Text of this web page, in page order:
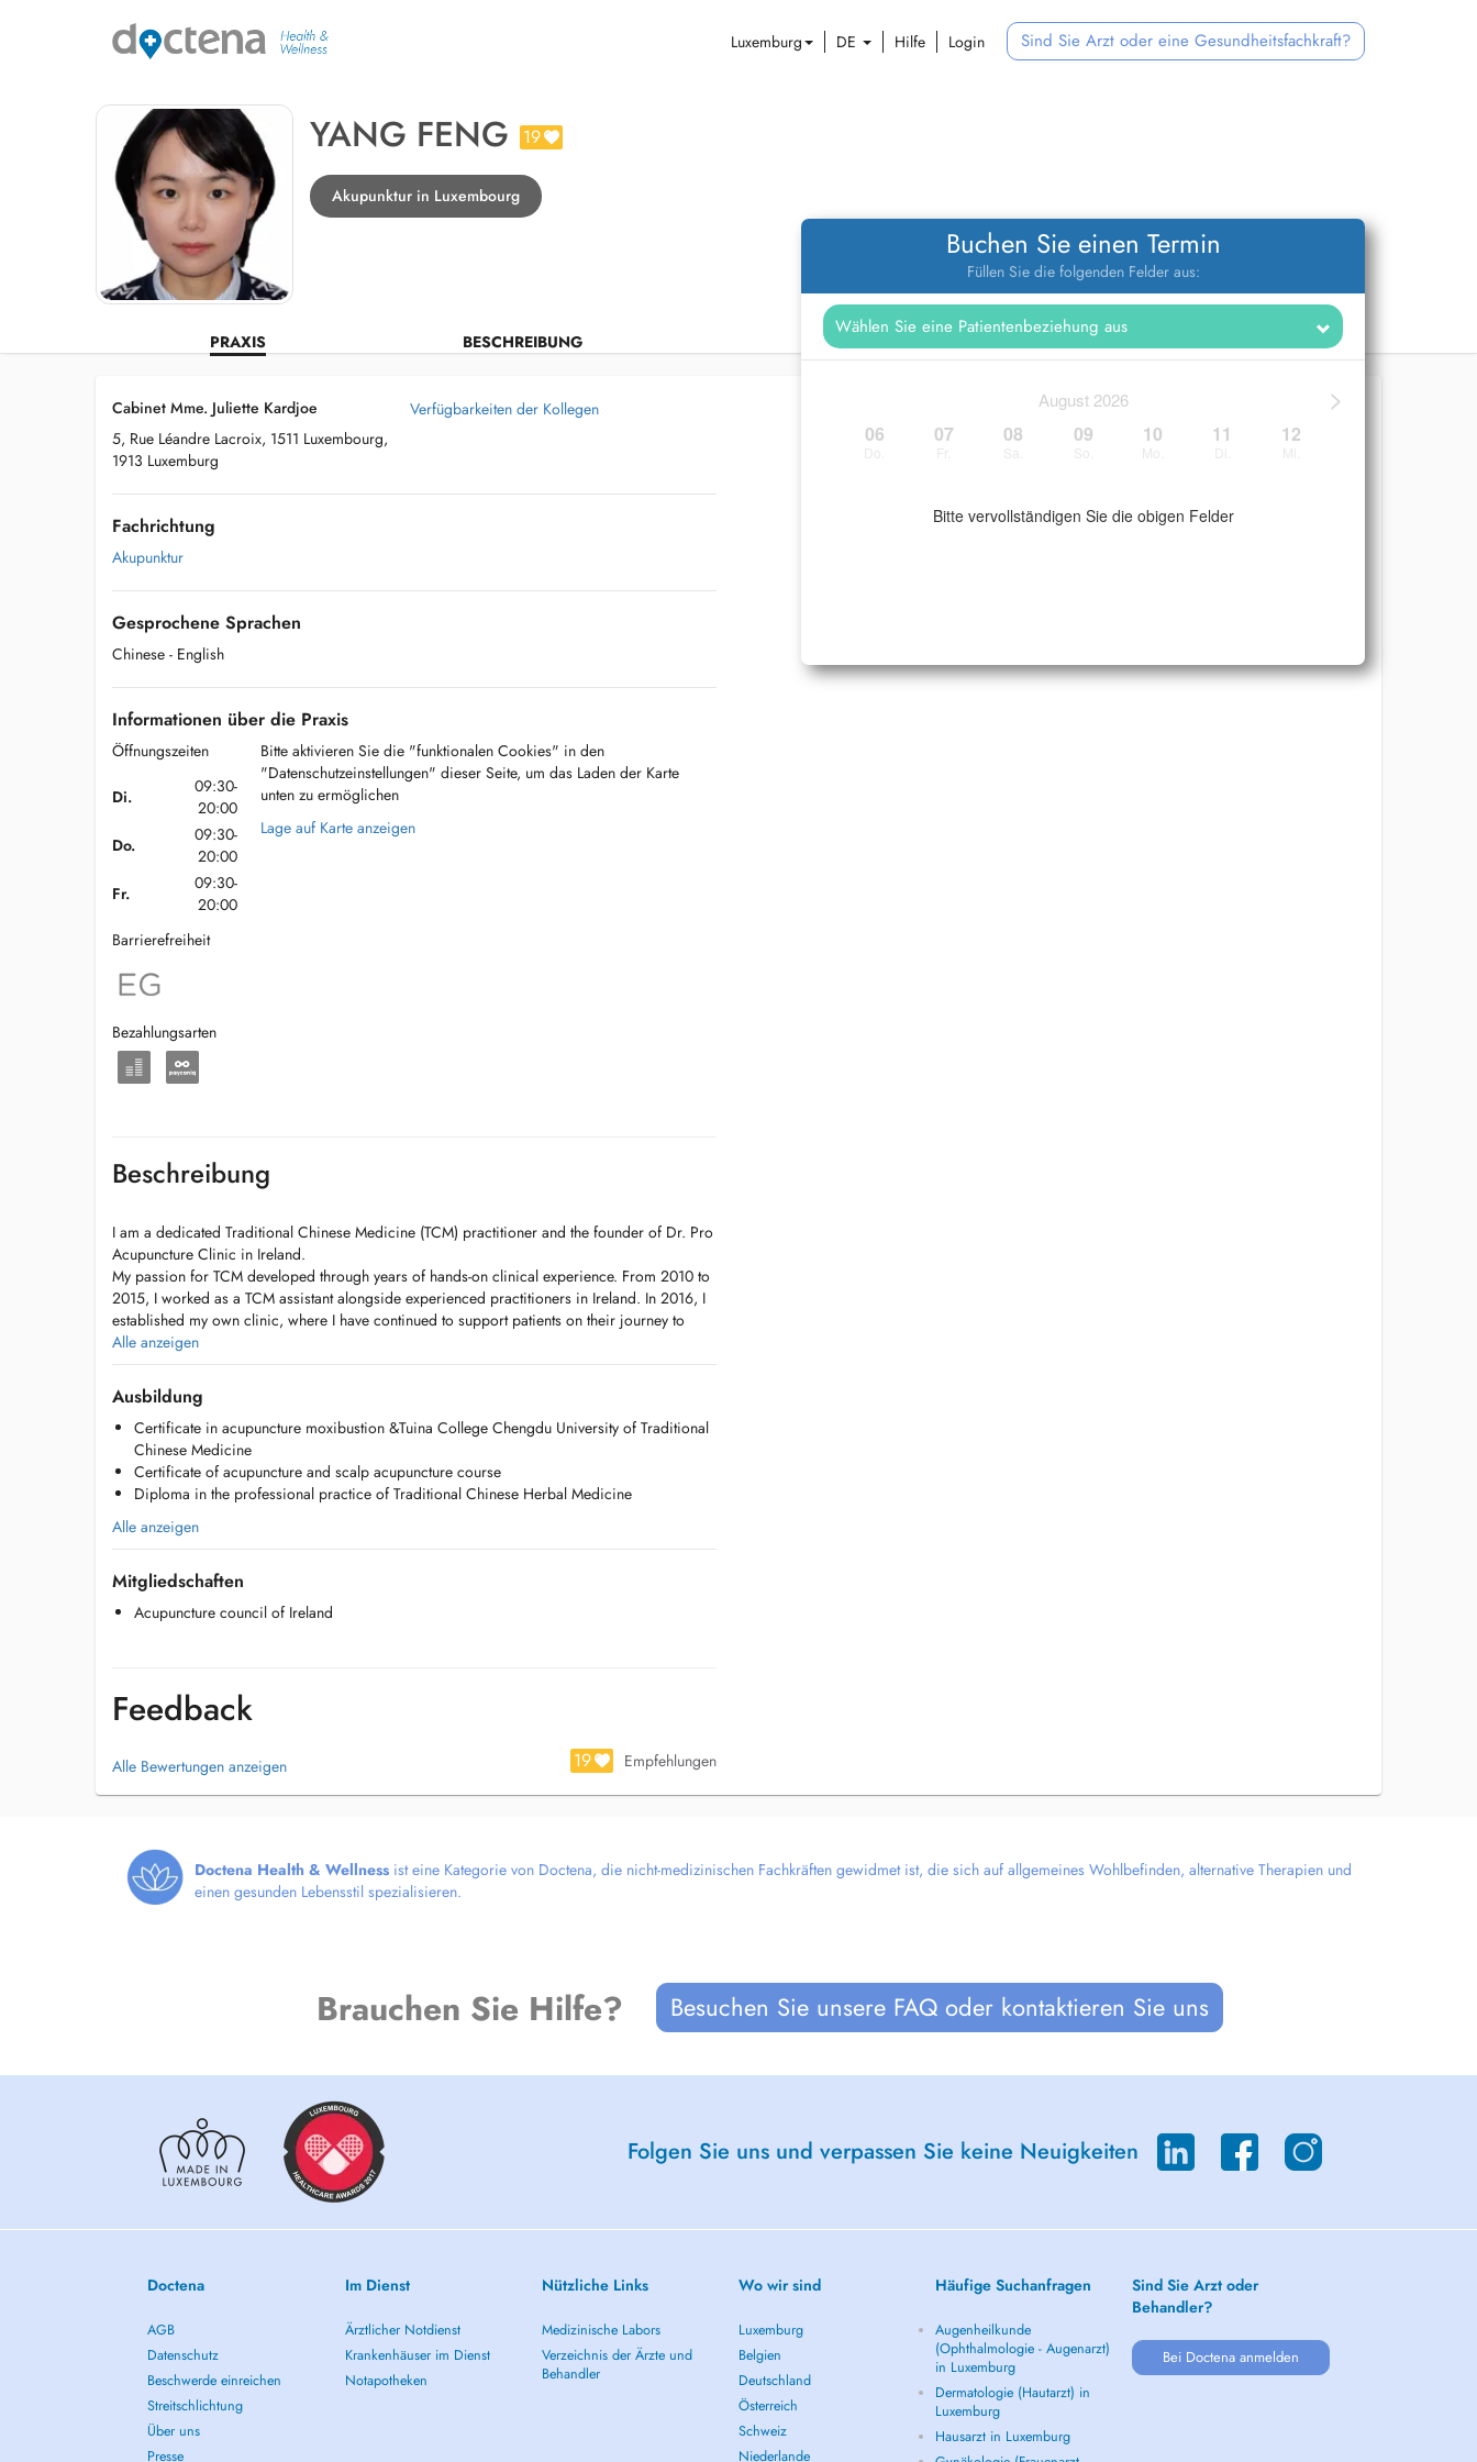
Luxemburg DE Hilfe Login Sind Sie Arzt oder eine Gesundheitsfachkraft?
YANG FENG 19
Akupunktur in Luxembourg
PRAXIS BESCHREIBUNG
Buchen Sie einen Termin
Füllen Sie die folgenden Felder aus:
>
August 2026
06 07 08 09 10 11 12
Bitte vervollständigen Sie die obigen Felder
Cabinet Mme. Juliette Kardjoe
5, Rue Léandre Lacroix, 1511 Luxembourg,
1913 Luxemburg
Verfügbarkeiten der Kollegen
Fachrichtung
Akupunktur
Gesprochene Sprachen
Chinese - English
Informationen über die Praxis
Öffnungszeiten
Di.
09:30-
20:00
Do.
09:30-
20:00
Fr.
09:30-
20:00
Barrierefreiheit
Bezahlungsarten
Bitte aktivieren Sie die "funktionalen Cookies" in den
"Datenschutzeinstellungen" dieser Seite, um das Laden der Karte
unten zu ermöglichen
Lage auf Karte anzeigen
Beschreibung
I am a dedicated Traditional Chinese Medicine (TCM) practitioner and the founder of Dr. Pro
Acupuncture Clinic in Ireland.
My passion for TCM developed through years of hands-on clinical experience. From 2010 to
2015, I worked as a TCM assistant alongside experienced practitioners in Ireland. In 2016, I
established my own clinic, where I have continued to support patients on their journey to
better health.
With over 15 years of experience, I have helped many individuals restore balance and
improve their overall well-being through personalized TCM treatments. My approach focuses
on gentle, holistic therapies, including Chinese herbal medicine, acupressure, cupping,
moxibustion, as well as lifestyle and dietary guidance - all tailored to the individuals unique
constitution and needs.
I believe that true healing comes from listening carefully to the body and restoring its natural
balance. Whether you are seeking support for stress, pain, digestive issues, fatigue, or
general wellness, I am here to guide you with care, professionalism, and a patient-centered
approach.
Alle anzeigen
Ausbildung
Certificate in acupuncture moxibustion &Tuina College Chengdu University of Traditional
Chinese Medicine
Certificate of acupuncture and scalp acupuncture course
Diploma in the professional practice of Traditional Chinese Herbal Medicine
Alle anzeigen
Mitgliedschaften
Acupuncture council of Ireland
Feedback
Alle Bewertungen anzeigen 19 Empfehlungen
Doctena Health & Wellness ist eine Kategorie von Doctena, die nicht-medizinischen Fachkräften gewidmet ist, die sich auf allgemeines Wohlbefinden, alternative Therapien und
einen gesunden Lebensstil spezialisieren.
Brauchen Sie Hilfe? Besuchen Sie unsere FAQ oder kontaktieren Sie uns
Folgen Sie uns und verpassen Sie keine Neuigkeiten
Doctena
AGB
Datenschutz
Beschwerde einreichen
Streitschlichtung
Über uns
Presse
Im Dienst
Ärztlicher Notdienst
Krankenhäuser im Dienst
Notapotheken
Nützliche Links
Medizinische Labors
Verzeichnis der Ärzte und
Behandler
Wo wir sind
Luxemburg
Belgien
Deutschland
Österreich
Schweiz
Niederlande
Häufige Suchanfragen
Augenheilkunde
(Ophthalmologie - Augenarzt)
in Luxemburg
Dermatologie (Hautarzt) in
Luxemburg
Hausarzt in Luxemburg
Sind Sie Arzt oder
Behandler?
Bei Doctena anmelden